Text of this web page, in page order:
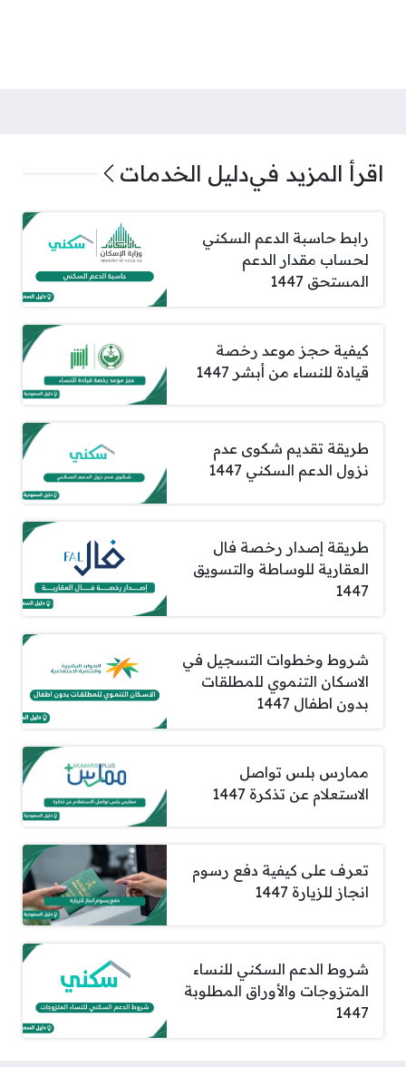
اقرأ المزيد فيدليل الخدمات
رابط حاسبة الدعم السكني
لحساب مقدار الدعم
المستحق 1447
كيفية حجز موعد رخصة
قيادة للنساء من أبشر 1447
طريقة تقديم شكوى عدم
نزول الدعم السكني 1447
طريقة إصدار رخصة فال
العقارية للوساطة والتسويق
1447
شروط وخطوات التسجيل في
الاسكان التنموي للمطلقات
بدون اطفال 1447
ممارس بلس تواصل
الاستعلام عن تذكرة 1447
تعرف على كيفية دفع رسوم
انجاز للزيارة 1447
شروط الدعم السكني للنساء
المتزوجات والأوراق المطلوبة
1447